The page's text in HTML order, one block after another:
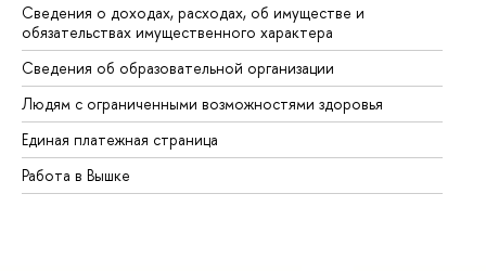
Сведения о доходах, расходах, об имуществе и
обязательствах имущественного характера
Сведения об образовательной организации
Людям с ограниченными возможностями здоровья
Единая платежная страница
Работа в Вышке